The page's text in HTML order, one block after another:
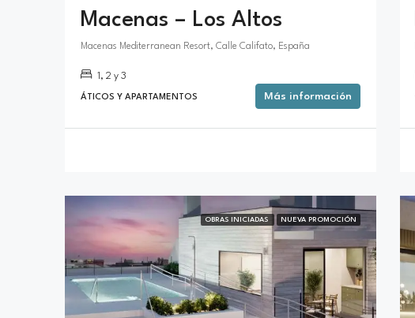
Macenas – Los Altos
Macenas Mediterranean Resort, Calle Califato, España
1, 2 y 3
ÁTICOS Y APARTAMENTOS Más información
OBRAS INICIADAS NUEVA PROMOCIÓN